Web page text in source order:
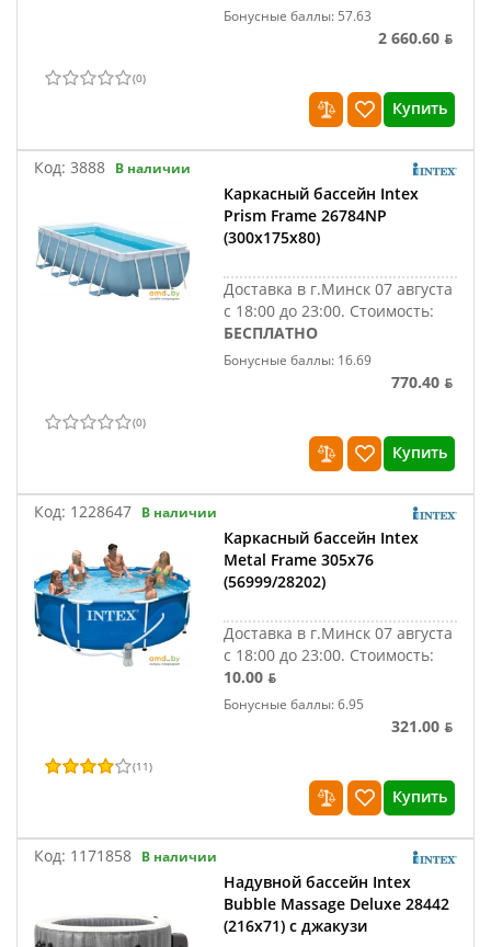
Бонусные баллы: 57.63
2 660.60 ƃ
(0)
Купить
Код: 3888 В наличии
Каркасный бассейн Intex
Prism Frame 26784NP
(300x175x80)
Доставка в г.Минск 07 августа
с 18:00 до 23:00. Стоимость:
БЕСПЛАТНО
Бонусные баллы: 16.69
770.40 ƃ
(0)
Купить
Код: 1228647 В наличии
Каркасный бассейн Intex
Metal Frame 305х76
(56999/28202)
Доставка в г.Минск 07 августа
с 18:00 до 23:00. Стоимость:
10.00 ƃ
Бонусные баллы: 6.95
321.00 ƃ
(11)
Купить
Код: 1171858 В наличии
Надувной бассейн Intex
Bubble Massage Deluxe 28442
(216x71) с джакузи